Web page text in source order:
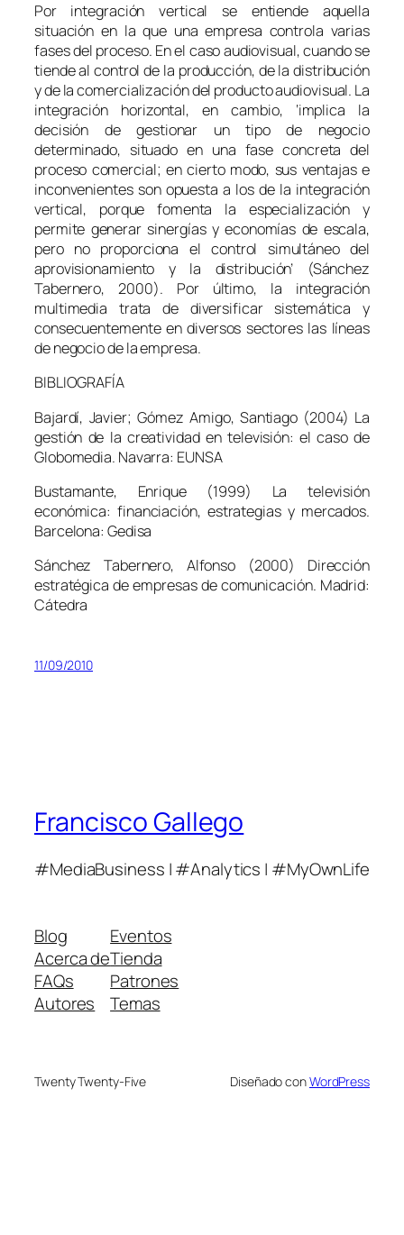
Por integración vertical se entiende aquella
situación en la que una empresa controla varias
fases del proceso. En el caso audiovisual, cuando se
tiende al control de la producción, de la distribución
y de la comercialización del producto audiovisual. La
integración horizontal, en cambio, ‘implica la
decisión de gestionar un tipo de negocio
determinado, situado en una fase concreta del
proceso comercial; en cierto modo, sus ventajas e
inconvenientes son opuesta a los de la integración
vertical, porque fomenta la especialización y
permite generar sinergías y economías de escala,
pero no proporciona el control simultáneo del
aprovisionamiento y la distribución’ (Sánchez
Tabernero, 2000). Por último, la integración
multimedia trata de diversificar sistemática y
consecuentemente en diversos sectores las líneas
de negocio de la empresa.
BIBLIOGRAFÍA
Bajardí, Javier; Gómez Amigo, Santiago (2004) La
gestión de la creatividad en televisión: el caso de
Globomedia. Navarra: EUNSA
Bustamante, Enrique (1999) La televisión
económica: financiación, estrategias y mercados.
Barcelona: Gedisa
Sánchez Tabernero, Alfonso (2000) Dirección
estratégica de empresas de comunicación. Madrid:
Cátedra
11/09/2010
Francisco Gallego
#MediaBusiness | #Analytics | #MyOwnLife
Blog
Acerca de
FAQs
Autores
Eventos
Tienda
Patrones
Temas
Twenty Twenty-Five Diseñado conWordPress